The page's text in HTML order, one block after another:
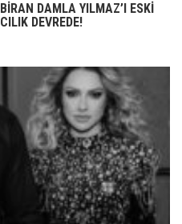
DAMLA YILMAZ’I ESKİ
DEVREDE!